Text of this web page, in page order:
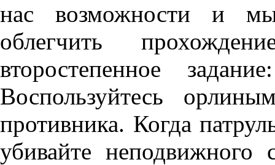
нас возможности и
облегчить
второстепенное
Воспользуйтесь
противника. Когда
убивайте неподвижного